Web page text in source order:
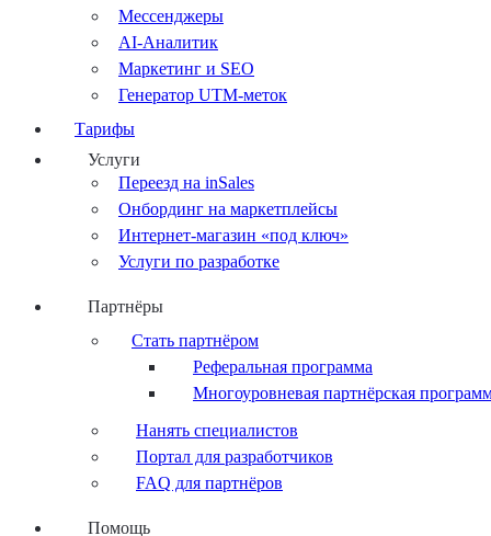
Мессенджеры
AI-Аналитик
Маркетинг и SEO
Генератор UTM-меток
Тарифы
Услуги
Переезд на inSales
Онбординг на маркетплейсы
Интернет-магазин «под ключ»
Услуги по разработке
Партнёры
Стать партнёром
Реферальная программа
Многоуровневая партнёрская
Нанять специалистов
Портал для разработчиков
FAQ для партнёров
Помощь